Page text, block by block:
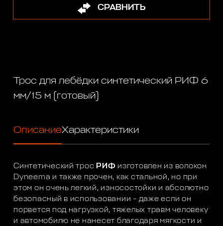
СРАВНИТЬ
Трос для лебёдки синтетический РИФ 6
мм/15 м (готовый)
ОписаниеХарактеристики
Синтетический трос РИФ изготовлен из волокон
Dyneema и также прочен, как стальной, но при
этом он очень легкий, износостойки и абсолютно
безопасный в использовании – даже если он
порвется под нагрузкой, тяжелых травм человеку
и автомобилю не нанесет благодаря мягкости и